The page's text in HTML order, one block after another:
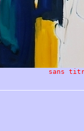
sans